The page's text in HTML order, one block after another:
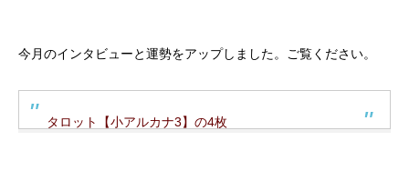
今月のインタビューと運勢をアップしました。ご覧ください。
タロット【小アルカナ3】の4枚